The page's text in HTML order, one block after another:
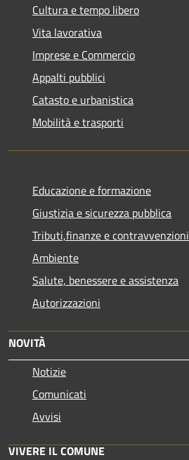
Cultura e tempo libero
Vita lavorativa
Imprese e Commercio
Appalti pubblici
Catasto e urbanistica
Mobilità e trasporti
Educazione e formazione
Giustizia e sicurezza pubblica
Tributi,finanze e contravvenzioni
Ambiente
Salute, benessere e assistenza
Autorizzazioni
NOVITÀ
Notizie
Comunicati
Avvisi
VIVERE IL COMUNE